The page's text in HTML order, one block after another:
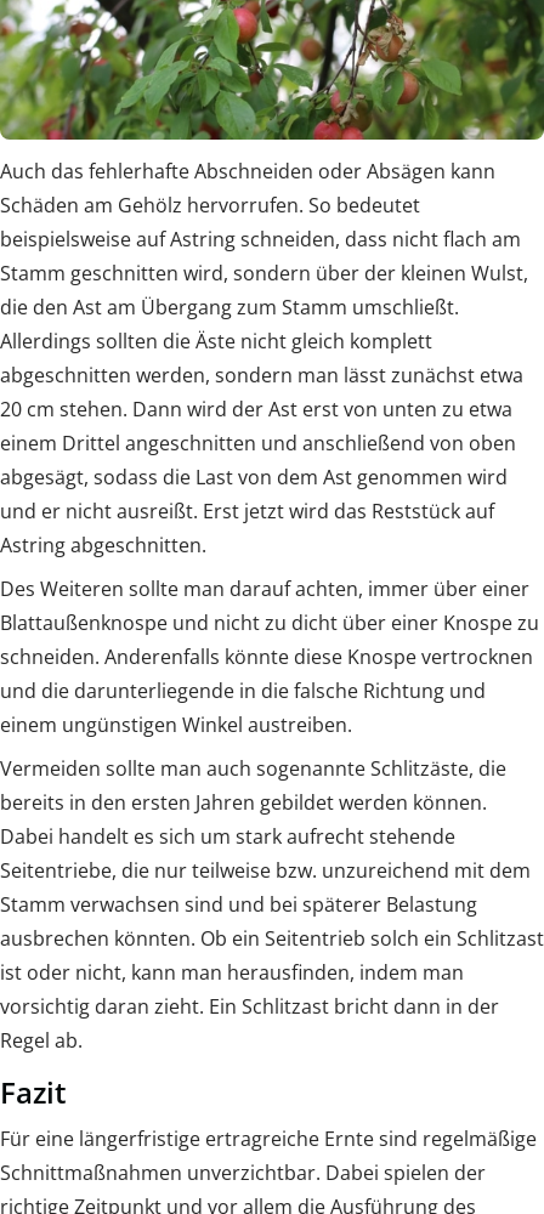
Auch das fehlerhafte Abschneiden oder Absägen kann
Schäden am Gehölz hervorrufen. So bedeutet
beispielsweise auf Astring schneiden, dass nicht flach am
Stamm geschnitten wird, sondern über der kleinen Wulst,
die den Ast am Übergang zum Stamm umschließt.
Allerdings sollten die Äste nicht gleich komplett
abgeschnitten werden, sondern man lässt zunächst etwa
20 cm stehen. Dann wird der Ast erst von unten zu etwa
einem Drittel angeschnitten und anschließend von oben
abgesägt, sodass die Last von dem Ast genommen wird
und er nicht ausreißt. Erst jetzt wird das Reststück auf
Astring abgeschnitten.
Des Weiteren sollte man darauf achten, immer über einer
Blattaußenknospe und nicht zu dicht über einer Knospe zu
schneiden. Anderenfalls könnte diese Knospe vertrocknen
und die darunterliegende in die falsche Richtung und
einem ungünstigen Winkel austreiben.
Vermeiden sollte man auch sogenannte Schlitzäste, die
bereits in den ersten Jahren gebildet werden können.
Dabei handelt es sich um stark aufrecht stehende
Seitentriebe, die nur teilweise bzw. unzureichend mit dem
Stamm verwachsen sind und bei späterer Belastung
ausbrechen könnten. Ob ein Seitentrieb solch ein Schlitzast
ist oder nicht, kann man herausfinden, indem man
vorsichtig daran zieht. Ein Schlitzast bricht dann in der
Regel ab.
Fazit
Für eine längerfristige ertragreiche Ernte sind regelmäßige
Schnittmaßnahmen unverzichtbar. Dabei spielen der
richtige Zeitpunkt und vor allem die Ausführung des